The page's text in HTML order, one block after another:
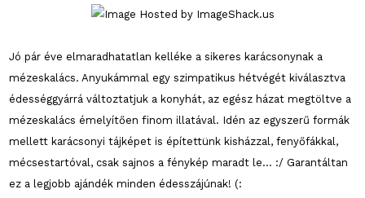
Jó pár éve elmaradhatatlan kelléke a sikeres karácsonynak a
mézeskalács. Anyukámmal egy szimpatikus hétvégét kiválasztva
édességgyárrá változtatjuk a konyhát, az egész házat megtöltve a
mézeskalács émelyítően finom illatával. Idén az egyszerű formák
mellett karácsonyi tájképet is építettünk kisházzal, fenyőfákkal,
mécsestartóval, csak sajnos a fénykép maradt le... :/ Garantáltan
ez a legjobb ajándék minden édesszájúnak! (: